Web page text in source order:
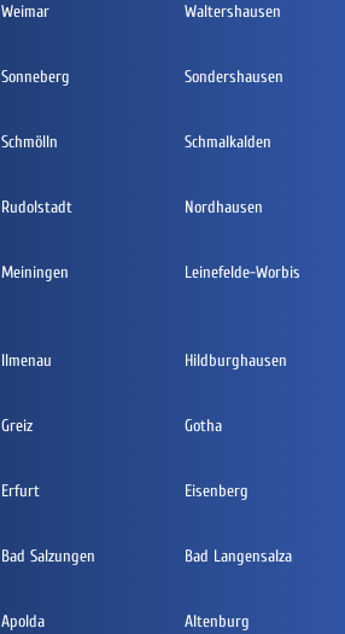
Weimar Waltershausen
Sonneberg Sondershausen
Schmölln Schmalkalden
Rudolstadt Nordhausen
Meiningen Leinefelde-Worbis
Ilmenau Hildburghausen
Greiz Gotha
Erfurt Eisenberg
Bad Salzungen Bad Langensalza
Apolda Altenburg